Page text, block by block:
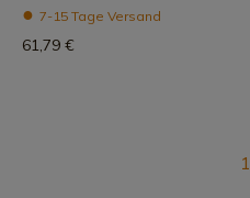
7-15 Tage Versand
61,79 €
1